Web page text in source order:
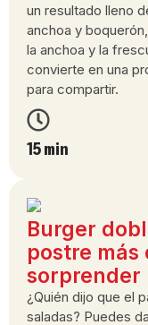
un resultado lleno
anchoa y
la anchoa y la
convierte en una
para compartir.
15 min
Burger
postre
sorprender
¿Quién dijo que el
saladas? Puedes